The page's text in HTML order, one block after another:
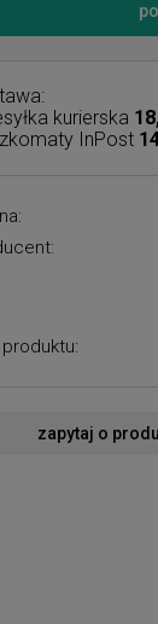
kurierska
InPost
zapytaj o